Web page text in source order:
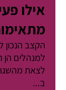
אילו
הקצב הנכון
למנהלים הן
לצאת
ב...